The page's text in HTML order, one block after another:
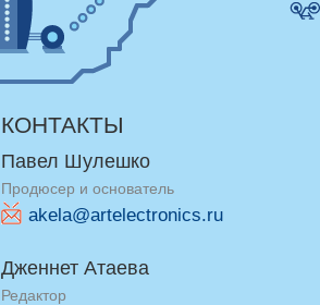
КОНТАКТЫ
Павел Шулешко
Продюсер и основатель
akela@artelectronics.ru
Дженнет Атаева
Редактор